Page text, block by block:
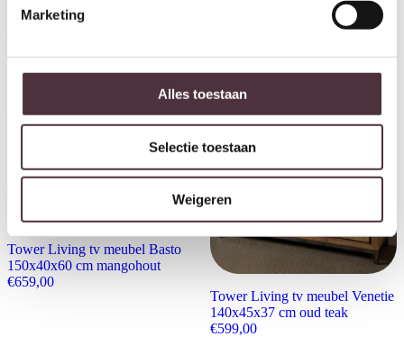
Marketing
Alles toestaan
Selectie toestaan
Weigeren
120x40x60 cm mangohout
Tower Living tv meubel Basto
150x40x60 cm mangohout
€659,00
Tower Living tv meubel Venetie
140x45x37 cm oud teak
€599,00